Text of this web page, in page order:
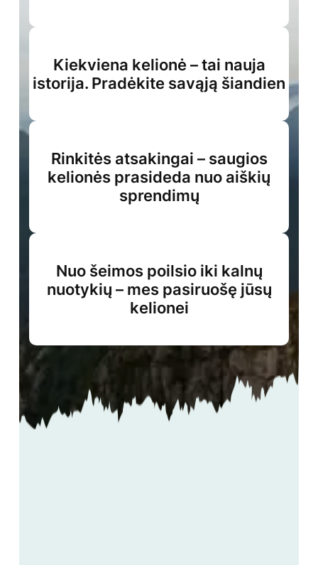
Kiekviena kelionė – tai nauja
istorija. Pradėkite savąją šiandien
Rinkitės atsakingai – saugios
kelionės prasideda nuo aiškių
sprendimų
Nuo šeimos poilsio iki kalnų
nuotykių – mes pasiruošę jūsų
kelionei